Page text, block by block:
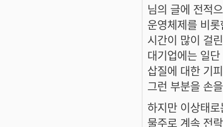
님의 글에 전적
운영체제를 비
시간이 많이 걸
대기업에는 일
삽질에 대한 기
그런 부분을 손
하지만 이상태
물주로 계속 전